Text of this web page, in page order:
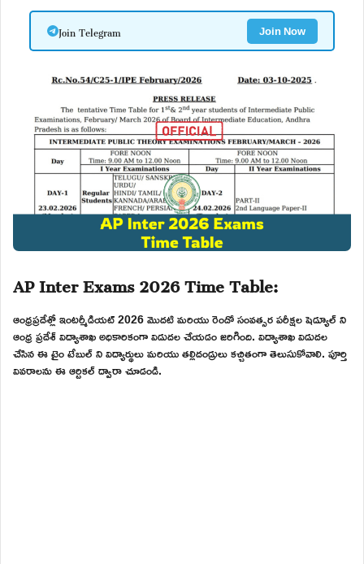
Join Telegram Join Now
AP Inter Exams 2026 Time Table:
ఆంధ్రప్రదేశ్లో ఇంటర్మీడియట్ 2026 మొదటి మరియు రెండో సంవత్సర పరీక్షల షెడ్యూల్ ని
ఆంధ్ర ప్రదేశ్ విద్యాశాఖ అధికారికంగా విడుదల చేయడం జరిగింది. విద్యాశాఖ విడుదల
చేసిన ఈ టైం టేబుల్ ని విద్యార్థులు మరియు తల్లిదండ్రులు కచ్చితంగా తెలుసుకోవాలి. పూర్తి
వివరాలను ఈ ఆర్టికల్ ద్వారా చూడండి.